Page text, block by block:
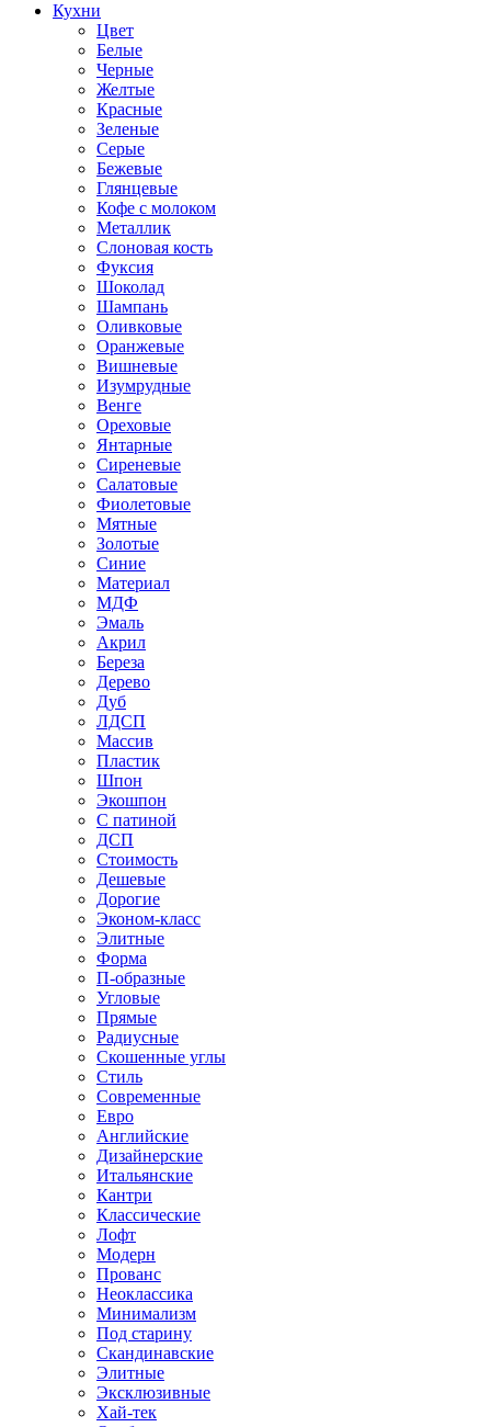
Кухни
Цвет
Белые
Черные
Желтые
Красные
Зеленые
Серые
Бежевые
Глянцевые
Кофе с молоком
Металлик
Слоновая кость
Фуксия
Шоколад
Шампань
Оливковые
Оранжевые
Вишневые
Изумрудные
Венге
Ореховые
Янтарные
Сиреневые
Салатовые
Фиолетовые
Мятные
Золотые
Синие
Материал
МДФ
Эмаль
Акрил
Береза
Дерево
Дуб
ЛДСП
Массив
Пластик
Шпон
Экошпон
С патиной
ДСП
Стоимость
Дешевые
Дорогие
Эконом-класс
Элитные
Форма
П-образные
Угловые
Прямые
Радиусные
Скошенные углы
Стиль
Современные
Евро
Английские
Дизайнерские
Итальянские
Кантри
Классические
Лофт
Модерн
Прованс
Неоклассика
Минимализм
Под старину
Скандинавские
Элитные
Эксклюзивные
Хай-тек